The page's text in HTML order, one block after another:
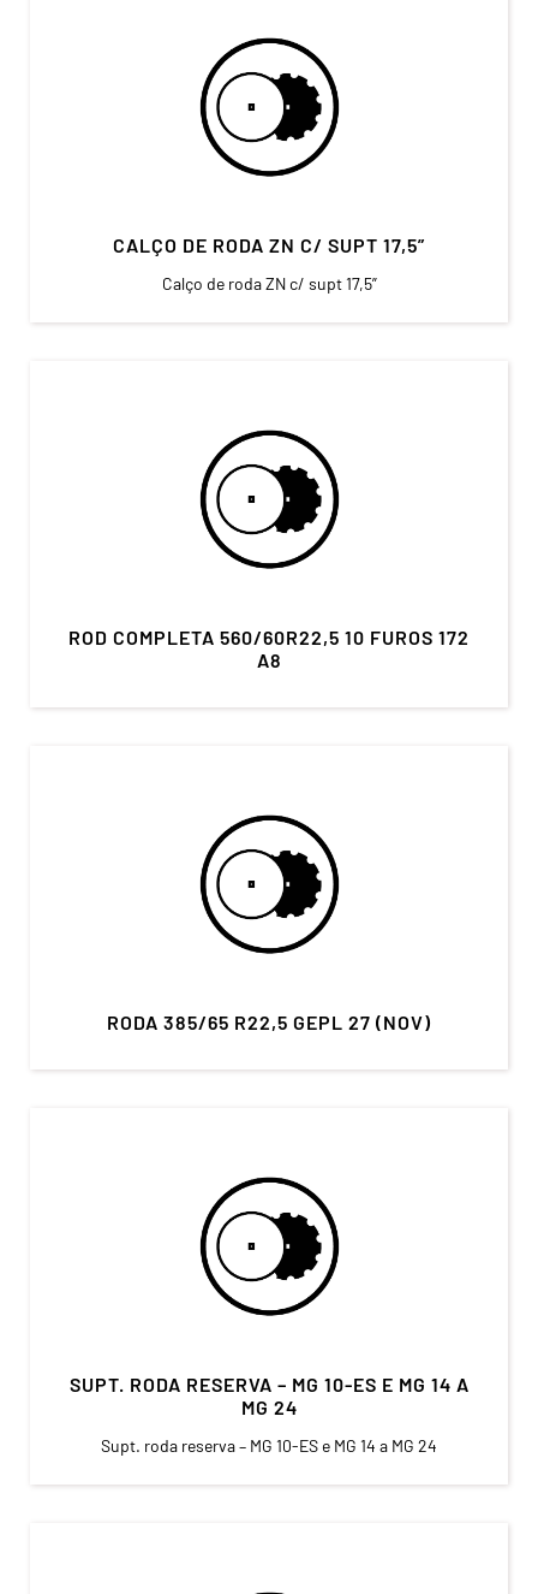
CALÇO DE RODA ZN C/ SUPT 17,5”
Calço de roda ZN c/ supt 17,5”
ROD COMPLETA 560/60R22,5 10 FUROS 172
A8
RODA 385/65 R22,5 GEPL 27 (NOV)
SUPT. RODA RESERVA – MG 10-ES E MG 14 A
MG 24
Supt. roda reserva – MG 10-ES e MG 14 a MG 24